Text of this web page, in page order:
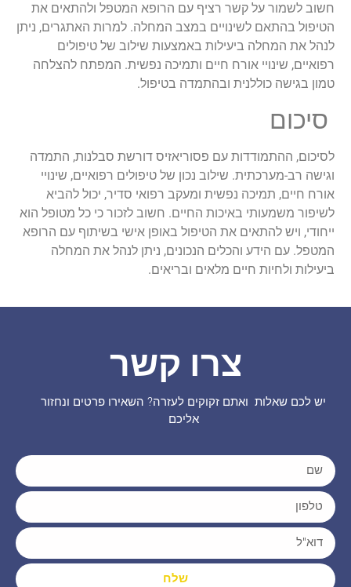
חשוב לשמור על קשר רציף עם הרופא המטפל ולהתאים את
הטיפול בהתאם לשינויים במצב המחלה. למרות האתגרים, ניתן
לנהל את המחלה ביעילות באמצעות שילוב של טיפולים
רפואיים, שינויי אורח חיים ותמיכה נפשית. המפתח להצלחה
טמון בגישה כוללנית ובהתמדה בטיפול.
סיכום
לסיכום, ההתמודדות עם פסוריאזיס דורשת סבלנות, התמדה
וגישה רב-מערכתית. שילוב נכון של טיפולים רפואיים, שינויי
אורח חיים, תמיכה נפשית ומעקב רפואי סדיר, יכול להביא
לשיפור משמעותי באיכות החיים. חשוב לזכור כי כל מטופל הוא
ייחודי, ויש להתאים את הטיפול באופן אישי בשיתוף עם הרופא
המטפל. עם הידע והכלים הנכונים, ניתן לנהל את המחלה
ביעילות ולחיות חיים מלאים ובריאים.
צרו קשר
יש לכם שאלות ואתם זקוקים לעזרה? השאירו פרטים ונחזור
אליכם
שלח